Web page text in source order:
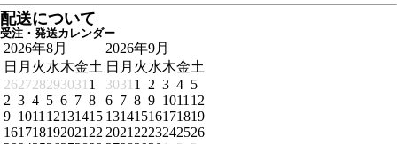
配送について
受注・発送カレンダー
2026年8月
日 月 火水木金土
262728293031 1
2 3 4 5 6 7 8
9 1011 12131415
161718192021 22
2026年9月
日 月 火水木金土
3031 1 2 3 4 5
6 7 8 9 1011 12
13141516171819
2021 2223242526